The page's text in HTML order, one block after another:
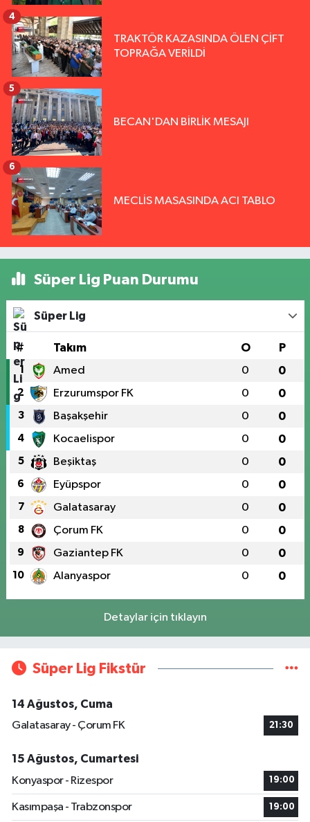
TRAKTÖR KAZASINDA ÖLEN ÇİFT
TOPRAĞA VERİLDİ
4
BECAN'DAN BİRLİK MESAJI
5
MECLİS MASASINDA ACI TABLO
6
Süper Lig Puan Durumu
Süper Lig
# Takım O P
1 Amed 0 0
2 Erzurumspor FK 0 0
3 Başakşehir 0 0
4 Kocaelispor 0 0
5 Beşiktaş 0 0
6 Eyüpspor 0 0
7 Galatasaray 0 0
8 Çorum FK 0 0
9 Gaziantep FK 0 0
10 Alanyaspor 0 0
Detaylar için tıklayın
Süper Lig Fikstür
14 Ağustos, Cuma
Galatasaray - Çorum FK
21:30
15 Ağustos, Cumartesi
Konyaspor - Rizespor
19:00
Kasımpaşa - Trabzonspor 19:00